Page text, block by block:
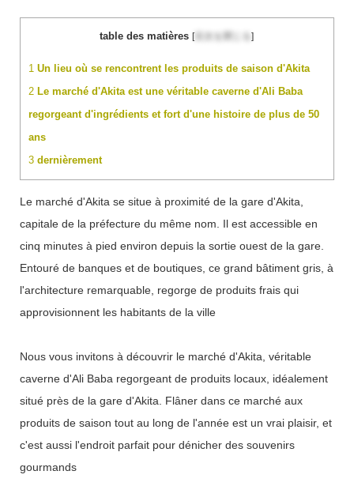
table des matières [目次を閉じる]
1Un lieu où se rencontrent les produits de saison d'Akita
2Le marché d'Akita est une véritable caverne d'Ali Baba
regorgeant d'ingrédients et fort d'une histoire de plus de 50
ans
3dernièrement
Le marché d'Akita se situe à proximité de la gare d'Akita,
capitale de la préfecture du même nom. Il est accessible en
cinq minutes à pied environ depuis la sortie ouest de la gare.
Entouré de banques et de boutiques, ce grand bâtiment gris, à
l'architecture remarquable, regorge de produits frais qui
approvisionnent les habitants de la ville
Nous vous invitons à découvrir le marché d'Akita, véritable
caverne d'Ali Baba regorgeant de produits locaux, idéalement
situé près de la gare d'Akita. Flâner dans ce marché aux
produits de saison tout au long de l'année est un vrai plaisir, et
c'est aussi l'endroit parfait pour dénicher des souvenirs
gourmands